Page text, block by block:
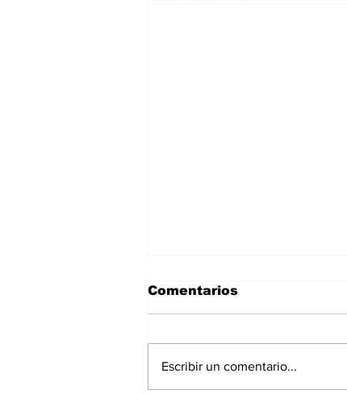
Comentarios
Escribir un comentario...